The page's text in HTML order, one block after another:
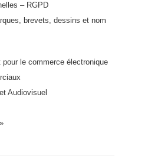
– RGPD
brevets, dessins et nom
le commerce électronique
Audiovisuel